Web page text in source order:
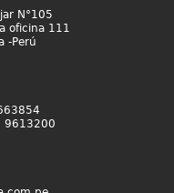
N°105
oficina 111
-Perú
9613200